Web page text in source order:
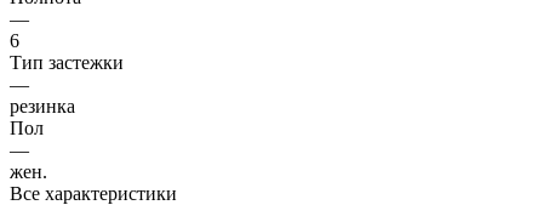
—
6
Тип застежки
—
резинка
Пол
—
жен.
Все характеристики